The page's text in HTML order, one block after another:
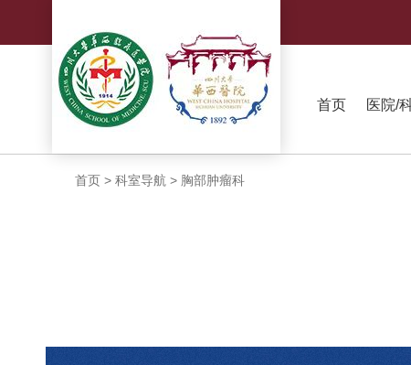
首页 医院/
首页 > 科室导航 > 胸部肿瘤科